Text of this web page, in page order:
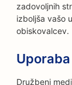
zadovoljnih
izboljša vašo
obiskovalcev.
Družbeni